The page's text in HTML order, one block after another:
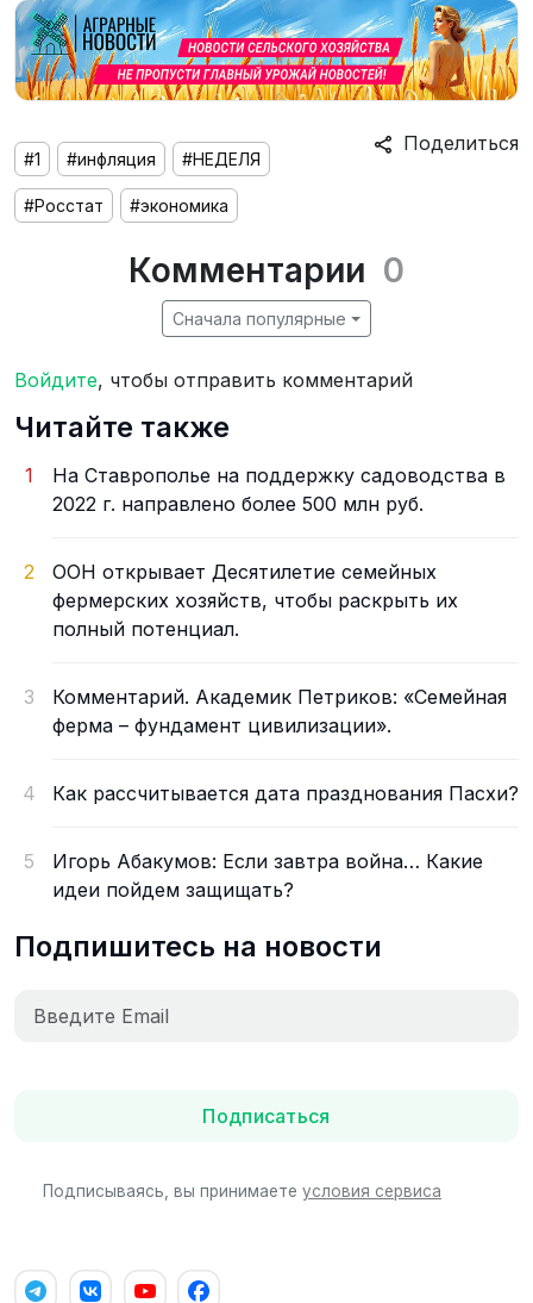
Поделиться
#1 #инфляция #НЕДЕЛЯ
#Росстат #экономика
Комментарии 0
Сначала популярные
Войдите, чтобы отправить комментарий
Читайте также
1
На Ставрополье на поддержку садоводства в
2022 г. направлено более 500 млн руб.
2
ООН открывает Десятилетие семейных
фермерских хозяйств, чтобы раскрыть их
полный потенциал.
3
Комментарий. Академик Петриков: «Семейная
ферма – фундамент цивилизации».
4 Как рассчитывается дата празднования Пасхи?
5
Игорь Абакумов: Если завтра война… Какие
идеи пойдем защищать?
Подпишитесь на новости
Подписаться
Подписываясь, вы принимаете условия сервиса